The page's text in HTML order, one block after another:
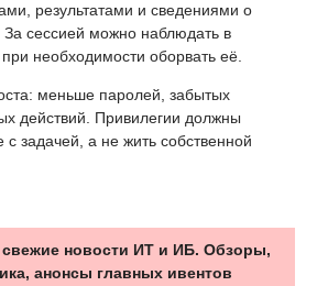
результатами и сведениями о
сессией можно наблюдать в
необходимости оборвать её.
меньше паролей, забытых
действий. Привилегии должны
с задачей, а не жить собственной
новости ИТ и ИБ. Обзоры,
анонсы главных ивентов